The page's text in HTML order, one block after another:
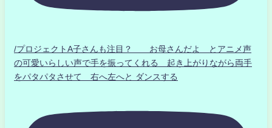
/プロジェクトA子さんも注目？ お母さんだよ とアニメ声
の可愛いらしい声で手を振ってくれる 起き上がりながら両手
をパタパタさせて 右へ左へと ダンスする